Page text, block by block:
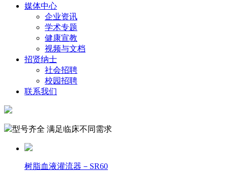
媒体中心
企业资讯
学术专题
健康宣教
视频与文档
招贤纳士
社会招聘
校园招聘
联系我们
型号齐全 满足临床不同需求
树脂血液灌流器－SR60